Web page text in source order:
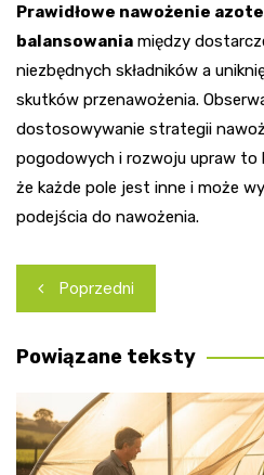
Prawidłowe nawożenie
balansowania między
niezbędnych składników a
skutków przenawożenia.
dostosowywanie strategii
pogodowych i rozwoju upraw to
że każde pole jest inne i może
podejścia do nawożenia.
Nawigacja
wpisu
Poprzedni
Powiązane teksty